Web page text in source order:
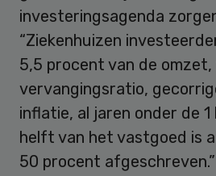
investeringsagenda
“Ziekenhuizen
5,5 procent van de
vervangingsratio,
inflatie, al jaren onder de
helft van het vastgoed is
50 procent afgeschreven.”